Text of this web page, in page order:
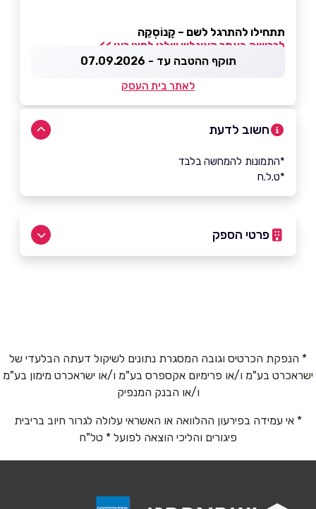
תתחילו להתרגל לשם – קָנוֹסְקֵה
לרכישה באתר האונליין שלנו לחצו כאן >>
תוקף ההטבה עד - 07.09.2026
לאתר בית העסק
חשוב לדעת
*התמונות להמחשה בלבד
*ט.ל.ח
פרטי הספק
שם מלא*
טלפון*
* הנפקת הכרטיס וגובה המסגרת נתונים לשיקול דעתה הבלעדי של
ישראכרט בע"מ ו/או פרימיום אקספרס בע"מ ו/או ישראכרט מימון בע"מ
ו/או הבנק המנפיק
* אי עמידה בפירעון ההלוואה או האשראי עלולה לגרור חיוב בריבית
פיגורים והליכי הוצאה לפועל * טל"ח